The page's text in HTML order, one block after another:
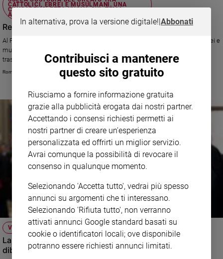
CATTOLICI, EBREI E MUSULMANI. UNA
CONSAPEVOLEZZA NUOVA SUL TEMA
AMBIENTE, FINORA TRASCURATO.
Religioni e ambiente, un dialogo
Al Festival Biblico una dibattito sulla custodia del Creato tra cattolici, ebrei e
musulmani. Una consapevolezza nuova sul tema ambiente, finora
trascurato.
Romina Gobbo
VERSO IL SINODO DELLA FAMIGLIA
La verità di Kasper: “Niente linee rosse, il Papa vuole un
dibattito libero”
In alternativa, prova la versione digitale!|Abbonati
Contribuisci a mantenere
questo sito gratuito
Riusciamo a fornire informazione gratuita
grazie alla pubblicità erogata dai nostri partner.
Accettando i consensi richiesti permetti ai
nostri partner di creare un'esperienza
personalizzata ed offrirti un miglior servizio.
Avrai comunque la possibilità di revocare il
consenso in qualunque momento.
Selezionando 'Accetta tutto', vedrai più spesso
annunci su argomenti che ti interessano.
Selezionando 'Rifiuta tutto', non verranno
attivati annunci Google standard basati su
cookie o identificatori locali; ove disponibile
potranno essere richiesti annunci limitati.